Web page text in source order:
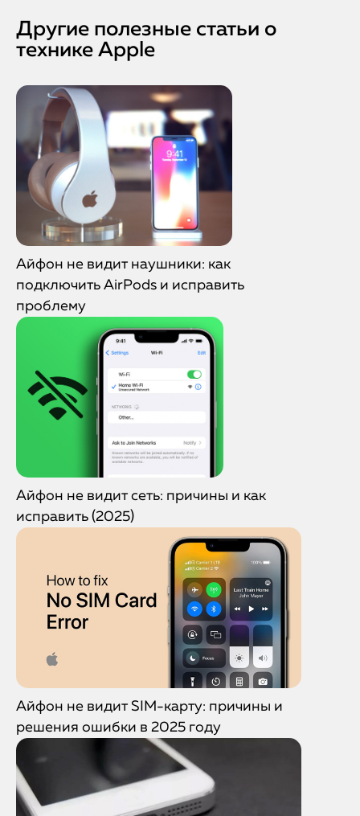
Другие полезные статьи о
технике Apple
Айфон не видит наушники: как
подключить AirPods и исправить
проблему
Айфон не видит сеть: причины и как
исправить (2025)
Айфон не видит SIM-карту: причины и
решения ошибки в 2025 году